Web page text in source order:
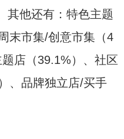
其他还有：特色主题
末市集/创意市集（4
店（39.1%）、社区
、品牌独立店/买手